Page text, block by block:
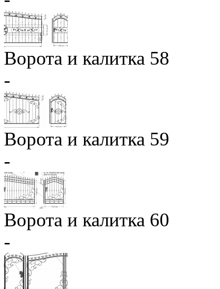
Ворота и калитка 58
-
Ворота и калитка 59
-
Ворота и калитка 60
-